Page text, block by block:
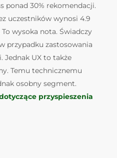
ponad 30% rekomendacji.
uczestników wynosi 4.9
wysoka nota. Świadczy
przypadku zastosowania
Jednak UX to także
Temu technicznemu
osobny segment.
przyspieszenia